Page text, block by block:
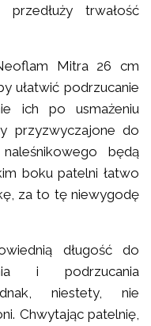
trwałość
Mitra 26 cm
ułatwić podrzucanie
ich po usmażeniu
przyzwyczajone do
będą
boku patelni łatwo
za to tę niewygodę
długość do
i podrzucania
niestety, nie
Chwytając patelnię,